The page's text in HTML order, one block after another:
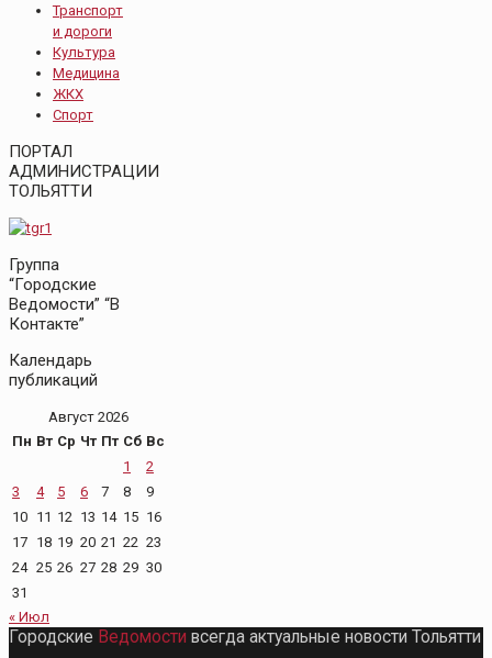
Транспорт
и дороги
Культура
Медицина
ЖКХ
Спорт
ПОРТАЛ
АДМИНИСТРАЦИИ
ТОЛЬЯТТИ
Группа
“Городские
Ведомости” “В
Контакте”
Календарь
публикаций
Август 2026
Пн Вт Ср Чт Пт Сб Вс
1
2
3
4 5 6 7 8
9
10 11 12 13 14 15 16
17 18 19 20 21 22 23
24 25 26 27 28 29 30
31
« Июл
Городские Ведомости всегда актуальные новости Тольятти